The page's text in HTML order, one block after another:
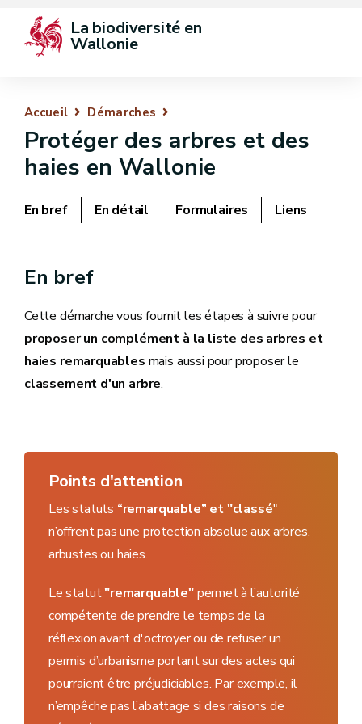
La biodiversité en
Wallonie
Accueil Démarches
Protéger des arbres et des
haies en Wallonie
En bref En détail Formulaires Liens
En bref
Cette démarche vous fournit les étapes à suivre pour
proposer un complément à la liste des arbres et
haies remarquables mais aussi pour proposer le
classement d'un arbre.
Points d'attention
Les statuts “remarquable” et "classé"
n’offrent pas une protection absolue aux arbres,
arbustes ou haies.
Le statut"remarquable"permet à l’autorité
compétente de prendre le temps de la
réflexion avant d'octroyer ou de refuser un
permis d’urbanisme portant sur des actes qui
pourraient être préjudiciables. Par exemple, il
n’empêche pas l’abattage si des raisons de